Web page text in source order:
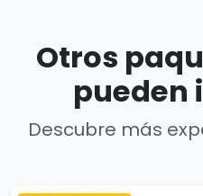
Otros
pueden
Descubre más